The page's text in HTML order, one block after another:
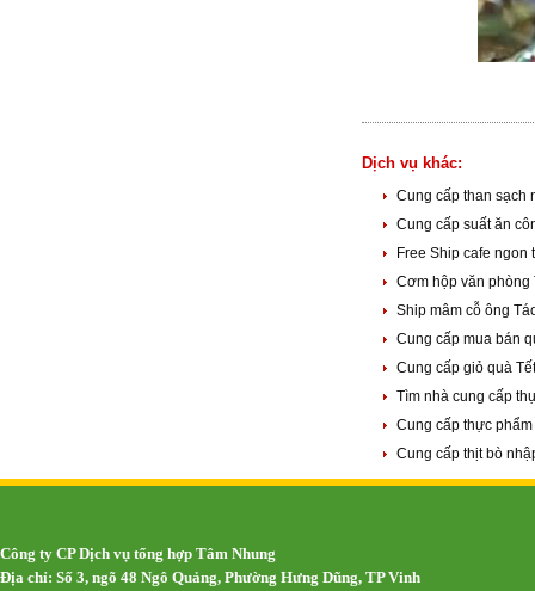
Dịch vụ khác:
Cung cấp than sạch
Cung cấp suất ăn
Free Ship cafe
Cơm hộp văn phòng
Ship mâm cỗ ông
Cung cấp mua bán
Cung cấp giỏ quà
Tìm nhà cung cấp
Cung cấp thực
Cung cấp thịt bò
Công ty CP Dịch vụ tổng hợp Tâm Nhung
Địa chỉ: Số 3, ngõ 48 Ngô Quảng, Phường Hưng Dũng, TP Vinh